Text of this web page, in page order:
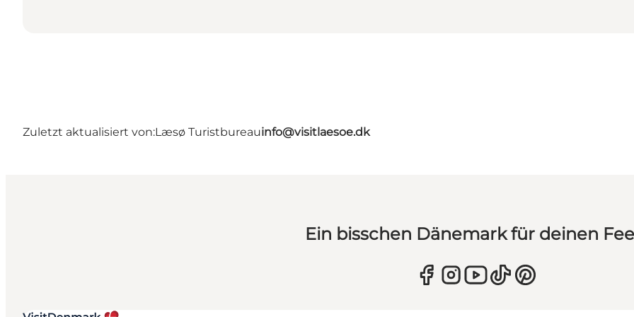
Zuletzt aktualisiert von:Læsø Turistbureauinfo@visitlaesoe.dk
Ein bisschen Dänemark für deinen